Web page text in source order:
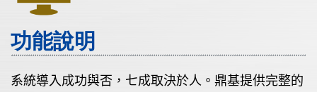
功能說明
系統導入成功與否，七成取決於人。鼎基提供完整的